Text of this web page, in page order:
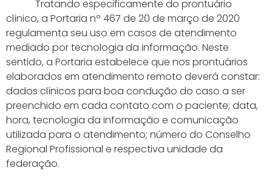
Tratando especificamente do prontuário
clínico, a Portaria nº 467 de 20 de março de 2020
regulamenta seu uso em casos de atendimento
mediado por tecnologia da informação. Neste
sentido, a Portaria estabelece que nos prontuários
elaborados em atendimento remoto deverá constar:
dados clínicos para boa condução do caso a ser
preenchido em cada contato com o paciente; data,
hora, tecnologia da informação e comunicação
utilizada para o atendimento; número do Conselho
Regional Profissional e respectiva unidade da
federação.